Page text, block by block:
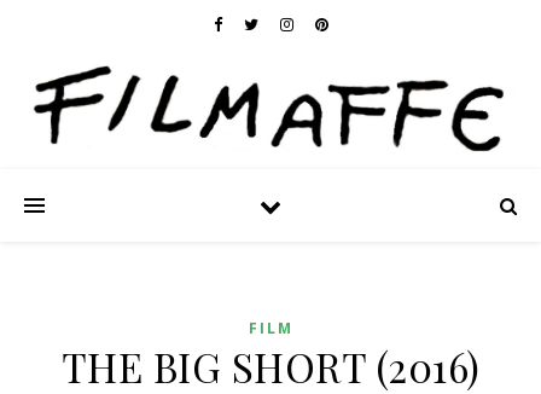
FILM
THE BIG SHORT (2016)